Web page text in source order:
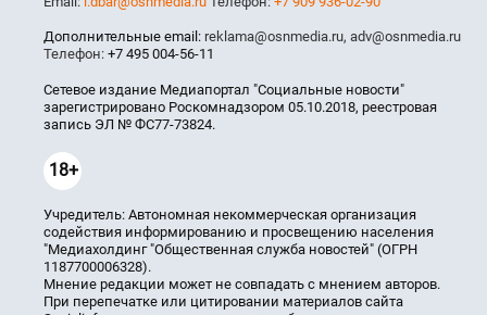
Дополнительные email: reklama@osnmedia.ru, adv@osnmedia.ru
Телефон: +7 495 004-56-11
Сетевое издание Медиапортал "Социальные новости"
зарегистрировано Роскомнадзором 05.10.2018, реестровая
запись ЭЛ № ФС77-73824.
18+
Учредитель: Автономная некоммерческая организация
содействия информированию и просвещению населения
"Медиахолдинг "Общественная служба новостей" (ОГРН
1187700006328).
Мнение редакции может не совпадать с мнением авторов.
При перепечатке или цитировании материалов сайта